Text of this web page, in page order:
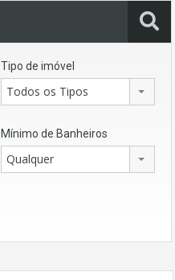
Tipo de imóvel
Todos os Tipos
Mínimo de Banheiros
Qualquer